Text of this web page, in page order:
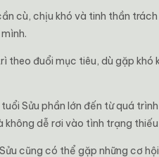
cù, chịu khó và tinh thần
theo đuổi mục tiêu, dù gặp
Sửu phần lớn đến từ quá
dễ rơi vào tình trạng
cũng có thể gặp những cơ